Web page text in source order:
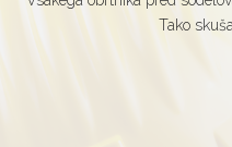
Tako